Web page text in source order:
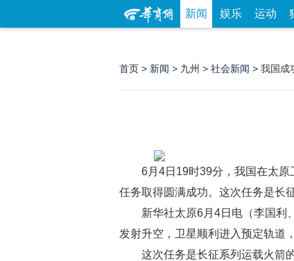
新闻 娱乐 运动
首页 > 新闻 > 九州 > 社会新闻 > 我国成
6月4日19时39分，我国在太
任务取得圆满成功。这次任务是长
新华社太原6月4日电（李国利
发射升空，卫星顺利进入预定轨道
这次任务是长征系列运载火箭